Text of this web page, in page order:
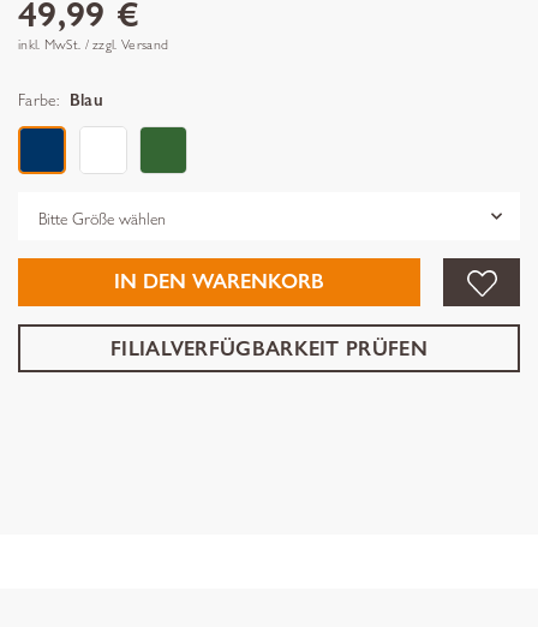
49,99 €
inkl. MwSt. / zzgl. Versand
Farbe: Blau
IN DEN WARENKORB
FILIALVERFÜGBARKEIT PRÜFEN